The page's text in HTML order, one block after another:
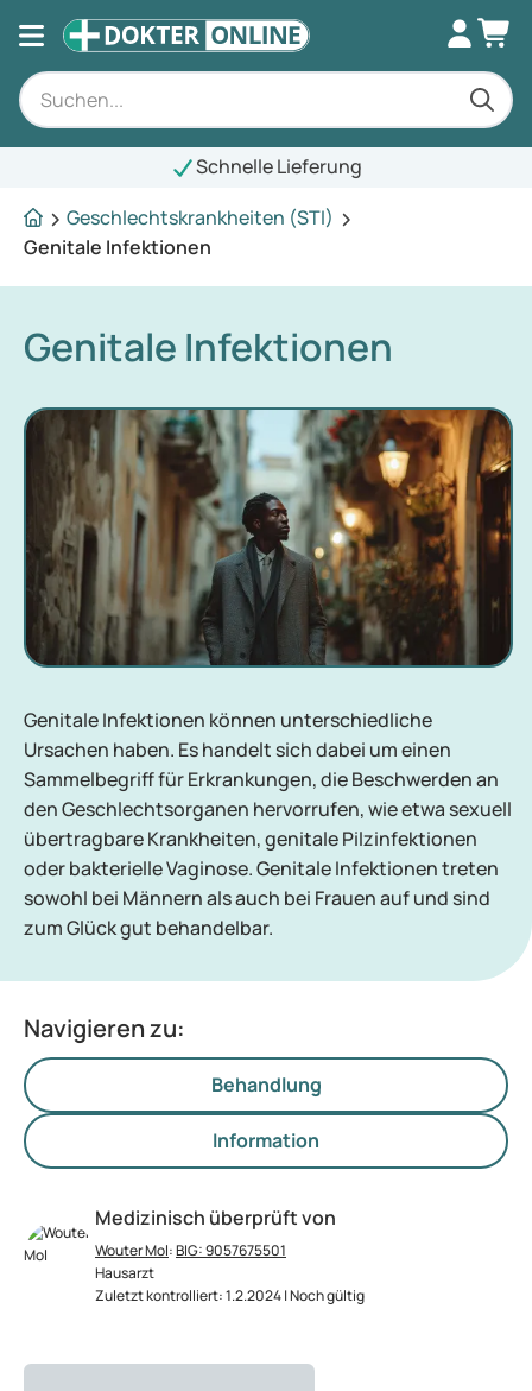
Schnelle Lieferung
Geschlechtskrankheiten (STI)
Genitale Infektionen
Genitale Infektionen
Genitale Infektionen können unterschiedliche
Ursachen haben. Es handelt sich dabei um einen
Sammelbegriff für Erkrankungen, die Beschwerden an
den Geschlechtsorganen hervorrufen, wie etwa sexuell
übertragbare Krankheiten, genitale Pilzinfektionen
oder bakterielle Vaginose. Genitale Infektionen treten
sowohl bei Männern als auch bei Frauen auf und sind
zum Glück gut behandelbar.
Navigieren zu:
Behandlung
Information
Medizinisch überprüft von
Wouter Mol:BIG: 9057675501
Hausarzt
Zuletzt kontrolliert: 1.2.2024 | Noch gültig